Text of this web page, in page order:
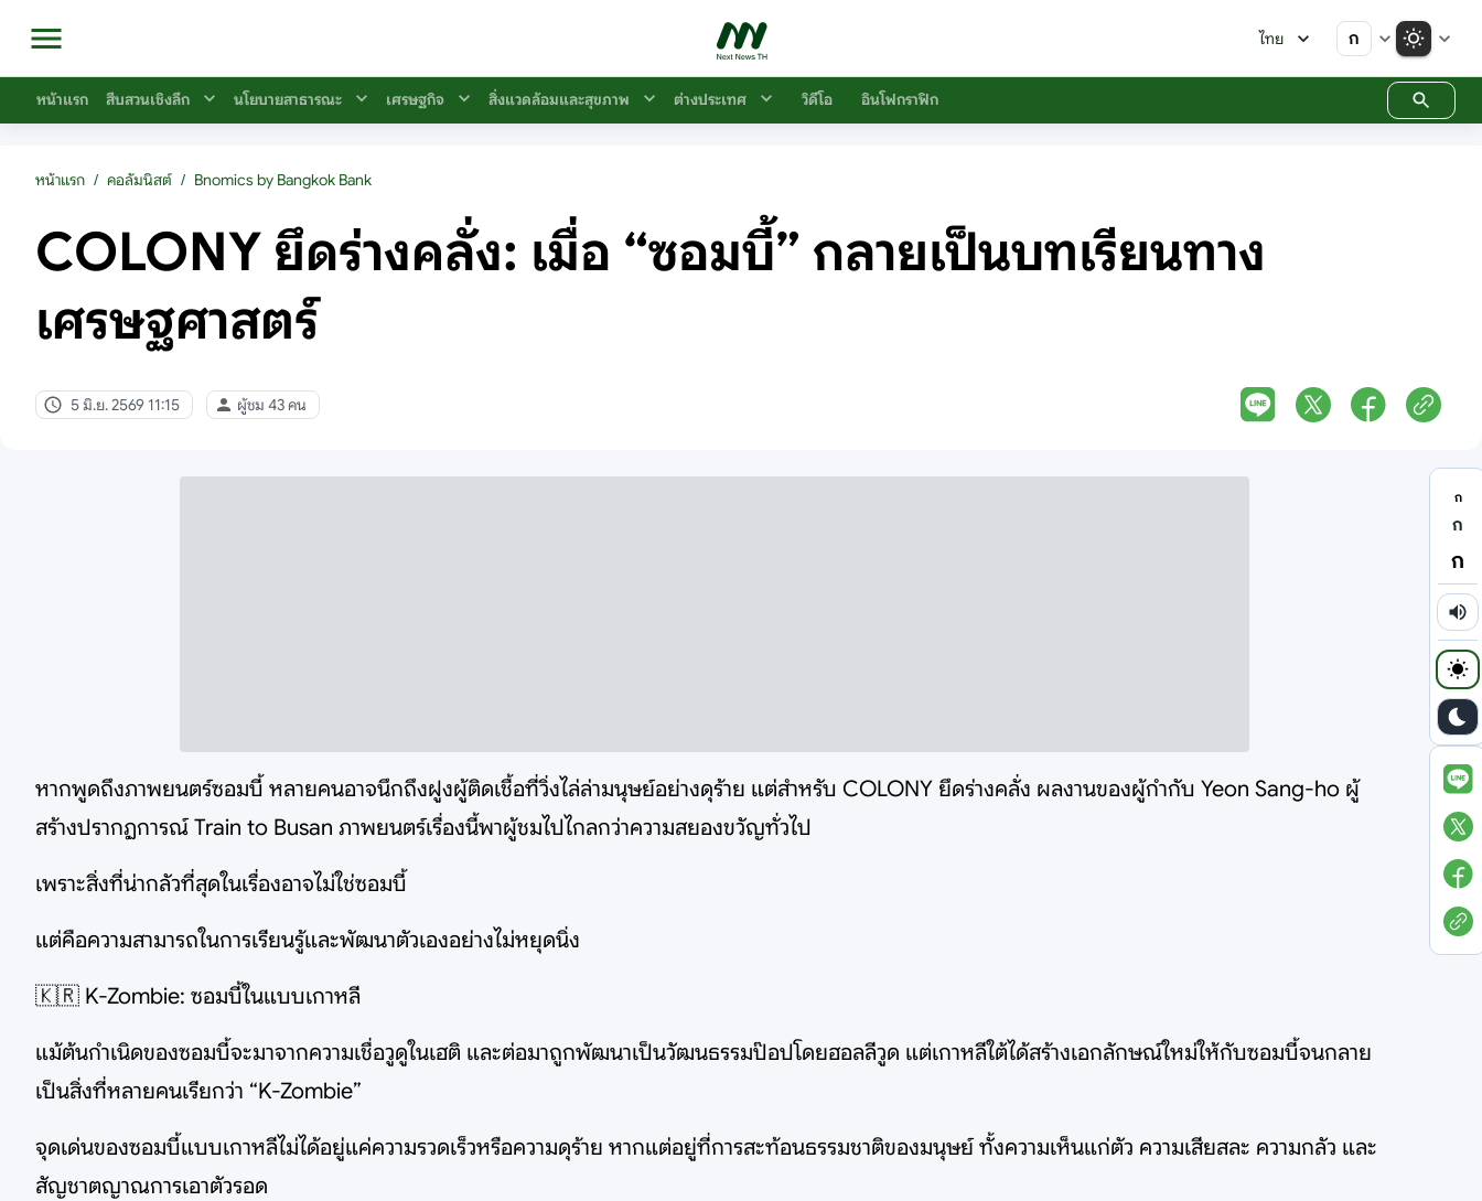
ไทย ก
หน้าแรก สืบสวนเชิงลึก นโยบายสาธารณะ เศรษฐกิจ สิ่งแวดล้อมและสุขภาพ ต่างประเทศ วิดีโอ อินโฟกราฟิก
หน้าแรก / คอลัมนิสต์ / Bnomics by Bangkok Bank
COLONY ยึดร่างคลั่ง: เมื่อ “ซอมบี้” กลายเป็นบทเรียนทาง
เศรษฐศาสตร์
5 มิ.ย. 2569 11:15 ผู้ชม 43 คน
หากพูดถึงภาพยนตร์ซอมบี้ หลายคนอาจนึกถึงฝูงผู้ติดเชื้อที่วิ่งไล่ล่ามนุษย์อย่างดุร้าย แต่สำหรับ COLONY ยึดร่างคลั่ง ผลงานของผู้กำกับ Yeon Sang-ho ผู้
สร้างปรากฏการณ์ Train to Busan ภาพยนตร์เรื่องนี้พาผู้ชมไปไกลกว่าความสยองขวัญทั่วไป
เพราะสิ่งที่น่ากลัวที่สุดในเรื่องอาจไม่ใช่ซอมบี้
แต่คือความสามารถในการเรียนรู้และพัฒนาตัวเองอย่างไม่หยุดนิ่ง
🇰🇷 K-Zombie: ซอมบี้ในแบบเกาหลี
แม้ต้นกำเนิดของซอมบี้จะมาจากความเชื่อวูดูในเฮติ และต่อมาถูกพัฒนาเป็นวัฒนธรรมป๊อปโดยฮอลลีวูด แต่เกาหลีใต้ได้สร้างเอกลักษณ์ใหม่ให้กับซอมบี้จนกลาย
เป็นสิ่งที่หลายคนเรียกว่า “K-Zombie”
จุดเด่นของซอมบี้แบบเกาหลีไม่ได้อยู่แค่ความรวดเร็วหรือความดุร้าย หากแต่อยู่ที่การสะท้อนธรรมชาติของมนุษย์ ทั้งความเห็นแก่ตัว ความเสียสละ ความกลัว และ
สัญชาตญาณการเอาตัวรอด
ก
ก
ก